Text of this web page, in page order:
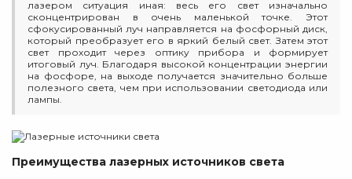
лазером ситуация иная: весь его свет изначально
сконцентрирован в очень маленькой точке. Этот
сфокусированный луч направляется на фосфорный диск,
который преобразует его в яркий белый свет. Затем этот
свет проходит через оптику прибора и формирует
итоговый луч. Благодаря высокой концентрации энергии
на фосфоре, на выходе получается значительно больше
полезного света, чем при использовании светодиода или
лампы.
Преимущества лазерных источников света